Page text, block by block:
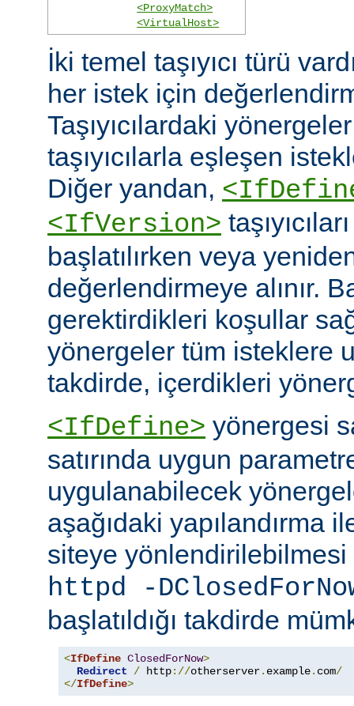
<ProxyMatch>
<VirtualHost>
İki temel taşıyıcı türü
her istek için
Taşıyıcılardaki
taşıyıcılarla eşleşen
Diğer yandan,
<IfVersion>
başlatılırken veya
değerlendirmeye alınır.
gerektirdikleri koşullar
yönergeler tüm isteklere
takdirde, içerdikleri
<IfDefine> yönergesi
satırında uygun
uygulanabilecek
aşağıdaki yapılandırma
siteye
httpd -
başlatıldığı takdirde
<IfDefine ClosedForNow>
Redirect
/ http://otherserver. example. com/
</IfDefine>